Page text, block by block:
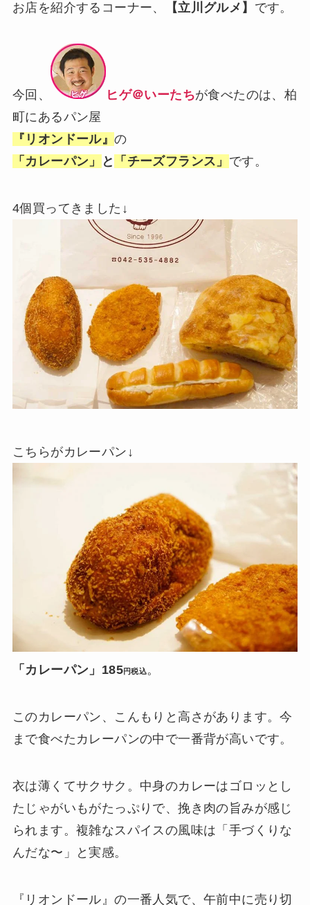
お店を紹介するコーナー、
【立川グルメ】 です。
今回、 ヒゲ＠いーたちが食べたのは、柏
町にあるパン屋
『リオンドール』の
「カレーパン」
と 「チーズフランス」 です。
4個買ってきました↓
こちらがカレーパン↓
「カレーパン」185円税込。
このカレーパン、こんもりと高さがあります。今
まで食べたカレーパンの中で一番背が高いです。
衣は薄くてサクサク。中身のカレーはゴロッとし
たじゃがいもがたっぷりで、挽き肉の旨みが感じ
られます。複雑なスパイスの風味は「手づくりな
んだな〜」と実感。
『リオンドール』の一番人気で、午前中に売り切